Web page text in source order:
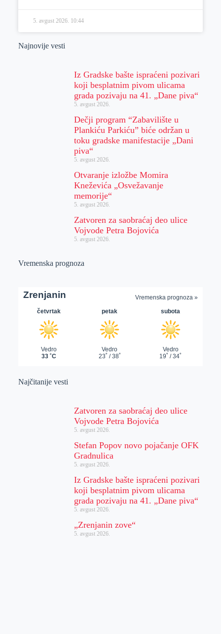
5. avgust 2026. 10:44
Najnovije vesti
Iz Gradske bašte ispraćeni pozivari
koji besplatnim pivom ulicama
grada pozivaju na 41. „Dane piva“
5. avgust 2026.
Dečji program “Zabavilište u
Plankiću Parkiću” biće održan u
toku gradske manifestacije „Dani
piva“
5. avgust 2026.
Otvaranje izložbe Momira
Kneževića „Osvežavanje
memorije“
5. avgust 2026.
Zatvoren za saobraćaj deo ulice
Vojvode Petra Bojovića
5. avgust 2026.
Vremenska prognoza
Najčitanije vesti
Zatvoren za saobraćaj deo ulice
Vojvode Petra Bojovića
5. avgust 2026.
Stefan Popov novo pojačanje OFK
Gradnulica
5. avgust 2026.
Iz Gradske bašte ispraćeni pozivari
koji besplatnim pivom ulicama
grada pozivaju na 41. „Dane piva“
5. avgust 2026.
„Zrenjanin zove“
5. avgust 2026.